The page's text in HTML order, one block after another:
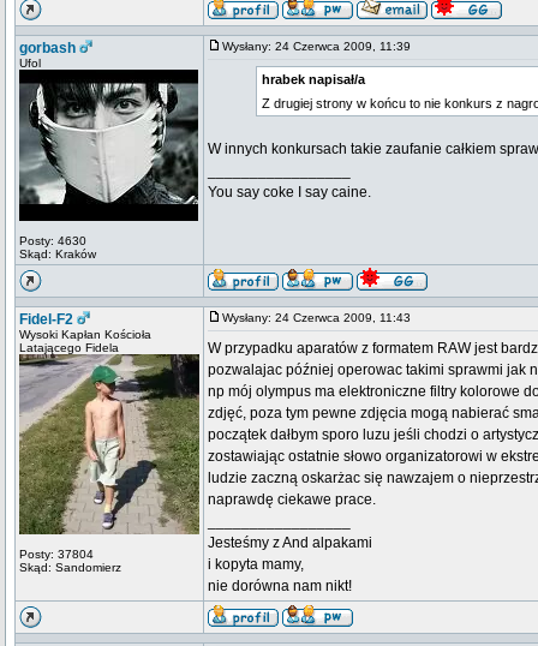
gorbash
Ufol
Posty: 4630
Skąd: Kraków
Wysłany: 24 Czerwca 2009, 11:39
hrabek napisał/a
Z drugiej strony w końcu to nie konkurs z
W innych konkursach takie zaufanie całkiem
You say coke I say caine.
Fidel-F2
Wysoki Kapłan Kościoła
Latającego Fidela
Posty: 37804
Skąd: Sandomierz
Wysłany: 24 Czerwca 2009, 11:43
W przypadku aparatów z formatem RAW jest
pozwalajac później operowac takimi sprawmi jak
np mój olympus ma elektroniczne filtry kolorowe
zdjęć, poza tym pewne zdjęcia mogą nabierać
początek dałbym sporo luzu jeśli chodzi o
zostawiając ostatnie słowo organizatorowi w
ludzie zaczną oskarżac się nawzajem o
naprawdę ciekawe prace.
Jesteśmy z And alpakami
i kopyta mamy,
nie dorówna nam nikt!